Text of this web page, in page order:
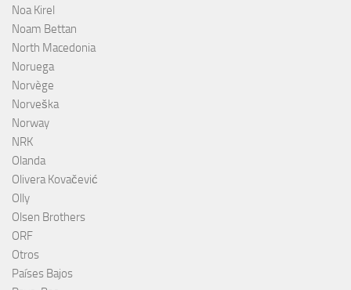
Noa Kirel
Noam Bettan
North Macedonia
Noruega
Norvège
Norveška
Norway
NRK
Olanda
Olivera Kovačević
Olly
Olsen Brothers
ORF
Otros
Países Bajos